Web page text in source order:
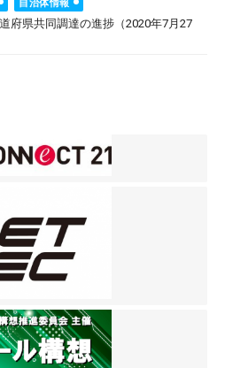
府県共同調達の進捗（2020年7月27